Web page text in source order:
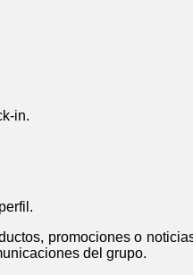
in.
promociones o
del grupo.